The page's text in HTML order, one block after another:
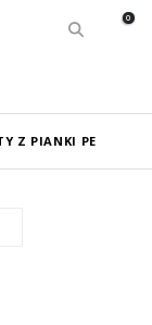
0
Z PIANKI PE